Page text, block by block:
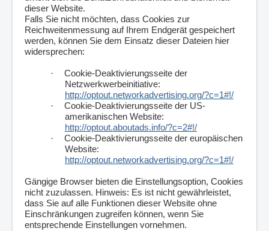
dieser Website.
Falls Sie nicht möchten, dass Cookies zur
Reichweitenmessung auf Ihrem Endgerät gespeichert
werden, können Sie dem Einsatz dieser Dateien hier
widersprechen:
·
Cookie-Deaktivierungsseite der
Netzwerkwerbeinitiative:
http://optout.networkadvertising.org/?c=1#!/
·
Cookie-Deaktivierungsseite der US-
amerikanischen Website:
http://optout.aboutads.info/?c=2#!/
·
Cookie-Deaktivierungsseite der europäischen
Website:
http://optout.networkadvertising.org/?c=1#!/
Gängige Browser bieten die Einstellungsoption, Cookies
nicht zuzulassen. Hinweis: Es ist nicht gewährleistet,
dass Sie auf alle Funktionen dieser Website ohne
Einschränkungen zugreifen können, wenn Sie
entsprechende Einstellungen vornehmen.